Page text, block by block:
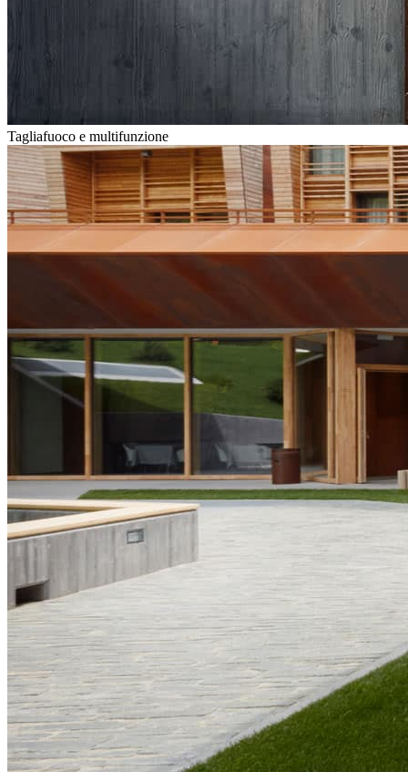
Tagliafuoco e multifunzione